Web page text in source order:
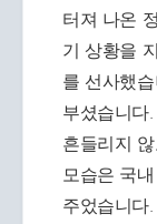
터져 나온
기 상황을
를 선사했
부셨습니다
흔들리지
모습은 국
주었습니다